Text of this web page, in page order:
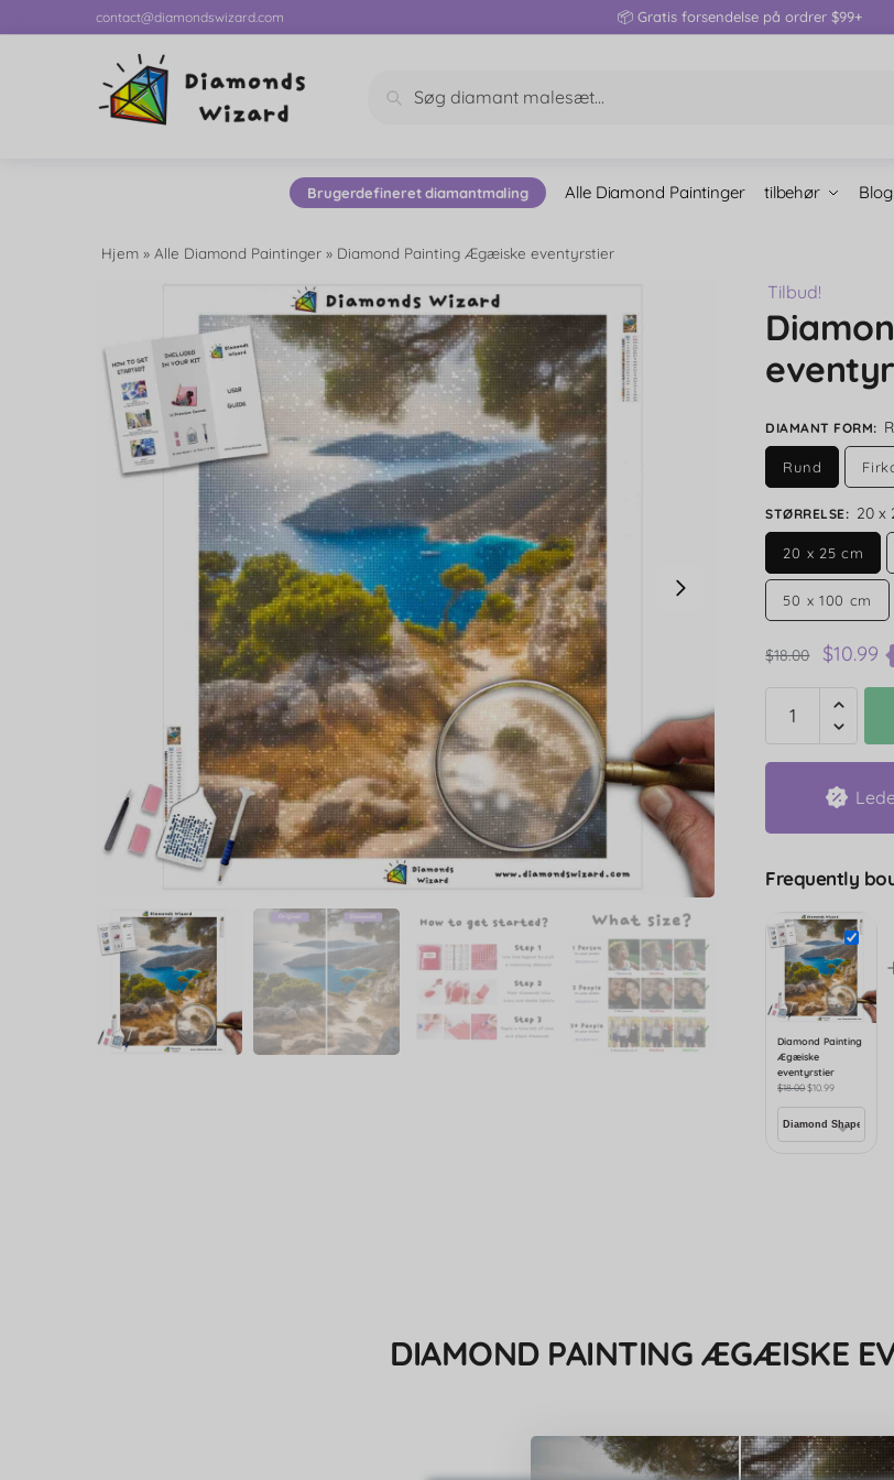
contact@diamondswizard.com 📦 Gratis forsendelse på ordrer $99+
Søg
Brugerdefineret diamantmaling Alle Diamond Paintinger tilbehør Blog
Hjem »Alle Diamond Paintinger » Diamond Painting Ægæiske eventyrstier
Tilbud!
DIAMANT FORM:
Rund
STØRRELSE: 20 x
20 x 25 cm
50 x 100 cm
$18.00 $10.99
Frequently
Diamond Painting
Ægæiske
eventyrstier
$18.00$10.99
DIAMOND PAINTING ÆGÆISKE